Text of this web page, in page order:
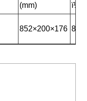
(mm)
852×200×176 80